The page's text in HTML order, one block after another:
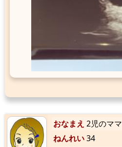
おなまえ 2児のママ
ねんれい34